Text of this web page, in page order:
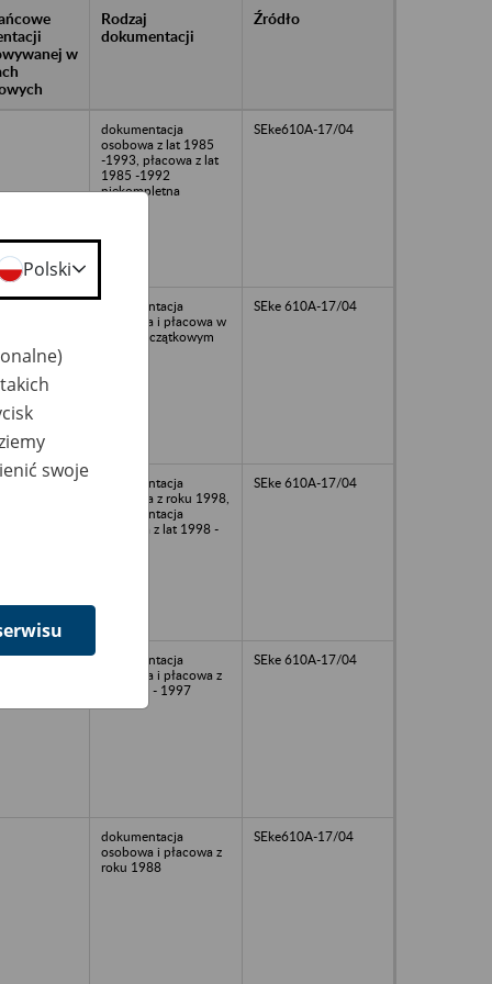
w
Rodzaj
dokumentacji
Źródło
dokumentacja
osobowa z lat 1985
-1993, płacowa z lat
1985 -1992
niekompletna
SEke610A-17/04
dokumentacja
osobowa i płacowa w
stanie szczątkowym
SEke 610A-17/04
dokumentacja
osobowa z roku 1998,
dokumentacja
płacowa z lat 1998 -
SEke 610A-17/04
dokumentacja
osobowa i płacowa z
lat 1989 - 1997
SEke 610A-17/04
dokumentacja
osobowa i płacowa z
roku 1988
SEke610A-17/04
Polski
swoje